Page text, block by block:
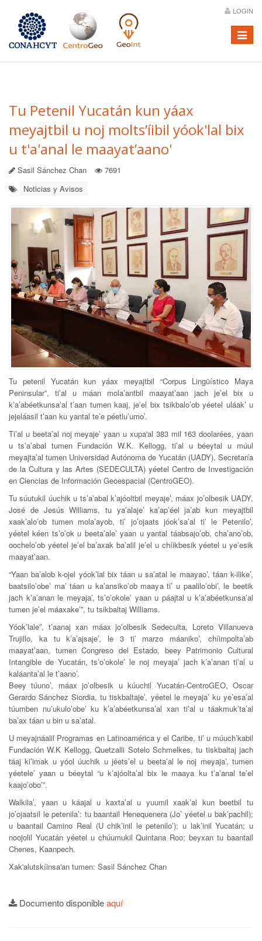
LOGIN
Menú
Tu Petenil Yucatán kun yáax
meyajtbil u noj molts’íibil yóok'lal bix
u t'a'anal le maayat’aano'
Sasil Sánchez Chan
7691
Noticias y Avisos
Tu petenil Yucatán kun yáax meyajtbil “Corpus Lingüístico Maya
Peninsular”, ti’al u máan mola’antbil maayat’aan jach je’el bix u
k’a’abéetkunsa’al t’aan tumen kaaj, je’el bix tsikbalo’ob yéetel uláak’ u
jejeláasil t’aan ku yantal te’e péetlu’umo’.
Ti’al u beeta’al noj meyaje’ yaan u xupa'al 383 mil 163 doolarées, yaan
u ts’a’abal tumen Fundación W.K. Kellogg, ti’al u béeytal u múul
meyajta’al tumen Universidad Autónoma de Yucatán (UADY), Secretaría
de la Cultura y las Artes (SEDECULTA) yéetel Centro de Investigación
en Ciencias de Información Geoespacial (CentroGEO).
Tu súutukil úuchik u ts’a’abal k’ajóoltbil meyaje’, máax jo’olbesik UADY,
José de Jesús Williams, tu ya’alaje’ ka’ap’éel ja’ab kun meyajtbil
xaak’alo’ob tumen mola’ayob, ti’ jo’ojaats jóok’sa’al ti’ le Petenilo’,
yéetel kéen ts’o’ok u beeta’ale’ yaan u yantal táabsajo’ob, cha’ano’ob,
oochelo’ob yéetel je’el ba’axak ba’alil je’el u chíikbesik yéetel u ye’esik
maayat’aan.
“Yaan ba’alob k-ojel yóok’lal bix táan u sa’atal le maayao’, táan k-ilike’,
baatsilo’obe’ ma’ táan u ka’ansiko’ob maaya ti’ u paalilo’obi’, le beetik
jach k’a’anan le meyaja’, ts’o’okole’ yaan u páajtal u k’a’abéetkunsa’al
tumen je’el máaxake’”, tu tsikbaltaj Williams.
Yóok’lale'’, t’aanaj xan máax jo’olbesik Sedeculta, Loreto Villanueva
Trujillo, ka tu k’a’ajsaje’, le 3 ti’ marzo máaniko’, chíimpolta’ab
maayat’aan, tumen Congreso del Estado, beey Patrimonio Cultural
Intangible de Yucatán, ts’o’okole’ le noj meyaja’ jach k’a’anan ti’al u
kaláanta’al le t’aano’.
Beey túuno’, máax jo’olbesik u kúuchil Yucatán-CentroGEO, Oscar
Gerardo Sánchez Siordia, tu tiskbaltaje’, yéetel le meyaja’ ku ye’esa’al
túumben nu’ukulo’obe’ ku k’a’abéetkunsa’al xan ti’al u táakmuk’ta’al
ba’ax táan u bin u sa’atal.
U meyajnáalil Programas en Latinoamérica y el Caribe, ti’ u múuch’kabil
Fundación W.K Kellogg, Quetzalli Sotelo Schmelkes, tu tiskbaltaj jach
táaj ki’imak u yóol úuchik u jéets’el u beeta’al le noj meyaja’, tumen
yéetele’ yaan u béeytal “u k’ajóolta’al bix le maaya ku t’a’anal te’el
kaajo’obo’”.
Walkila’, yaan u káajal u kaxta’al u yuumil xaak’al kun beetbil tu
jo’ojaatsil le petenila’: tu baantail Henequenera (Jo’ yéetel u bak’pachil);
u baantail Camino Real (U chik’inil le petenilo’); u lak’inil Yucatán; u
noojolil Yucatán yéetel u chúumukil Quintana Roo; beyxan tu baantail
Chenes, Kaanpech.
Xak'alutskíinsa'an tumen: Sasil Sánchez Chan
Documento disponibleaquí